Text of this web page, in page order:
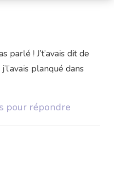
parlé ! J’t’avais dit de
planqué dans
pour répondre